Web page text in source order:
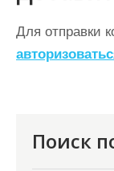
а
ц
и
Для отправки
Поиск